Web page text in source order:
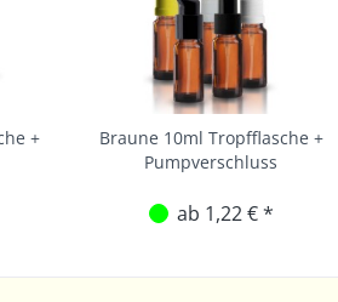
+
Braune 10ml Tropfflasche +
Pumpverschluss
ab 1,22 € *